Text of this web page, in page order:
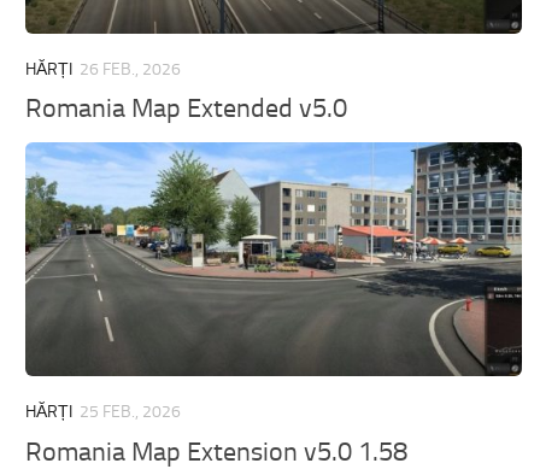
HĂRȚI 26 FEB., 2026
Romania Map Extended v5.0
HĂRȚI 25 FEB., 2026
Romania Map Extension v5.0 1.58